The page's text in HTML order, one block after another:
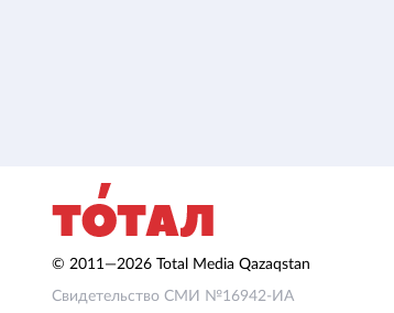
© 2011—2026 Total Media Qazaqstan
Свидетельство СМИ №16942-ИА